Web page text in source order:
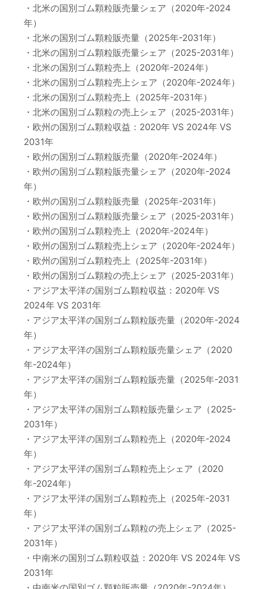
・北米の国別ゴム顆粒販売量シェア（2020年-2024
年）
・北米の国別ゴム顆粒販売量（2025年-2031年）
・北米の国別ゴム顆粒販売量シェア（2025-2031年）
・北米の国別ゴム顆粒売上（2020年-2024年）
・北米の国別ゴム顆粒売上シェア（2020年-2024年）
・北米の国別ゴム顆粒売上（2025年-2031年）
・北米の国別ゴム顆粒の売上シェア（2025-2031年）
・欧州の国別ゴム顆粒収益：2020年 VS 2024年 VS
2031年
・欧州の国別ゴム顆粒販売量（2020年-2024年）
・欧州の国別ゴム顆粒販売量シェア（2020年-2024
年）
・欧州の国別ゴム顆粒販売量（2025年-2031年）
・欧州の国別ゴム顆粒販売量シェア（2025-2031年）
・欧州の国別ゴム顆粒売上（2020年-2024年）
・欧州の国別ゴム顆粒売上シェア（2020年-2024年）
・欧州の国別ゴム顆粒売上（2025年-2031年）
・欧州の国別ゴム顆粒の売上シェア（2025-2031年）
・アジア太平洋の国別ゴム顆粒収益：2020年 VS
2024年 VS 2031年
・アジア太平洋の国別ゴム顆粒販売量（2020年-2024
年）
・アジア太平洋の国別ゴム顆粒販売量シェア（2020
年-2024年）
・アジア太平洋の国別ゴム顆粒販売量（2025年-2031
年）
・アジア太平洋の国別ゴム顆粒販売量シェア（2025-
2031年）
・アジア太平洋の国別ゴム顆粒売上（2020年-2024
年）
・アジア太平洋の国別ゴム顆粒売上シェア（2020
年-2024年）
・アジア太平洋の国別ゴム顆粒売上（2025年-2031
年）
・アジア太平洋の国別ゴム顆粒の売上シェア（2025-
2031年）
・中南米の国別ゴム顆粒収益：2020年 VS 2024年 VS
2031年